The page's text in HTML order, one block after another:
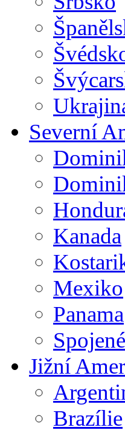
Severní
Kanada
Mexiko
Panama
Jižní
Brazílie